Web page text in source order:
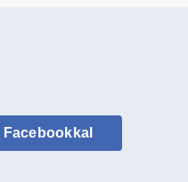
Facebookkal